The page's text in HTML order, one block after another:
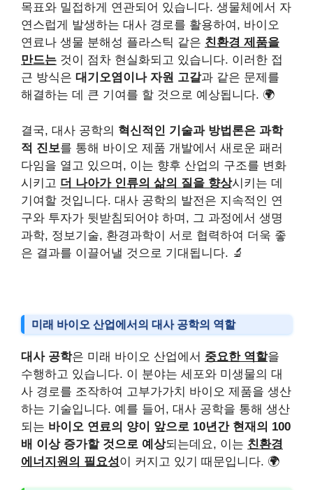
목표와 밀접하게 연관되어 있습니다. 생물체에서 자
연스럽게 발생하는 대사 경로를 활용하여, 바이오
연료나 생물 분해성 플라스틱 같은 친환경 제품을
만드는 것이 점차 현실화되고 있습니다. 이러한 접
근 방식은 대기오염이나 자원 고갈과 같은 문제를
해결하는 데 큰 기여를 할 것으로 예상됩니다. 🌍
결국, 대사 공학의 혁신적인 기술과 방법론은 과학
적 진보를 통해 바이오 제품 개발에서 새로운 패러
다임을 열고 있으며, 이는 향후 산업의 구조를 변화
시키고 더 나아가 인류의 삶의 질을 향상시키는 데
기여할 것입니다. 대사 공학의 발전은 지속적인 연
구와 투자가 뒷받침되어야 하며, 그 과정에서 생명
과학, 정보기술, 환경과학이 서로 협력하여 더욱 좋
은 결과를 이끌어낼 것으로 기대됩니다. 🔬
미래 바이오 산업에서의 대사 공학의 역할
대사 공학은 미래 바이오 산업에서 중요한 역할을
수행하고 있습니다. 이 분야는 세포와 미생물의 대
사 경로를 조작하여 고부가가치 바이오 제품을 생산
하는 기술입니다. 예를 들어, 대사 공학을 통해 생산
되는 바이오 연료의 양이 앞으로 10년간 현재의 100
배 이상 증가할 것으로 예상되는데요, 이는 친환경
에너지원의 필요성이 커지고 있기 때문입니다. 🌍